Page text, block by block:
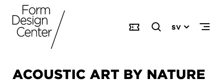
SV
ACOUSTIC ART BY NATURE